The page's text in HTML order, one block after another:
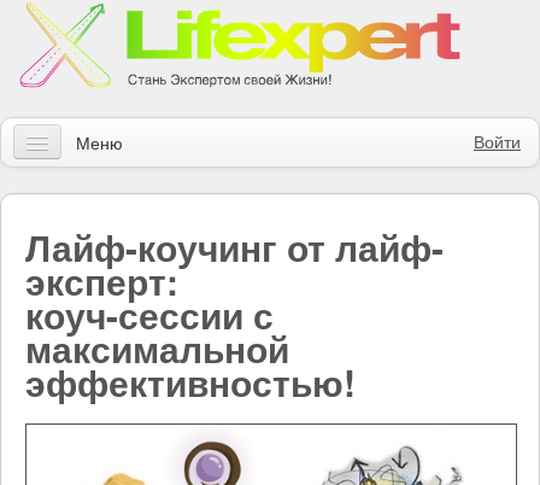
Войти
Меню
Статьи
Инструменты
Обучение
Контакты
Правила получения заказов
Лайф-коучинг от лайф-
эксперт:
коуч-сессии с
максимальной
эффективностью!